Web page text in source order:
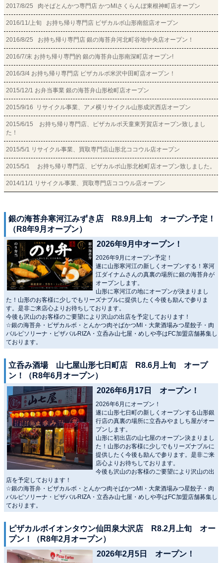
2017/8/25 肉そばとんかつ専門店 かつMIさくらんぼ東根神町店オープン
2016/11/上旬 お持ち帰り専門店 ピザカルボ山形南舘店オープン
2016/8/25 お持ち帰り専門店 銀の海苔弁河北町谷地中央店オープン！
2016/7/末 お持ち帰り専門的 銀の海苔弁山形南深町店オープン!
2016/3/4 お持ち帰り専門店 ピザカルボ米沢中田町店オープン！
2015/12/1 お弁当事業 銀の海苔弁山形桧町店オープン
2015/9/16 リサイクル事業、アメ横リサイクル山形成沢西店オープン
2015/6/15 お持ち帰り専門店、ピザカルボ天童東芳賀店オープン致しまし
た！
2015/5/1 リサイクル事業、買取専門店山形北ココウル店オープン
2015/5/1 お持ち帰り専門店、ピザカルボ山形北桧町店オープン致しました。
2014/11/1 リサイクル事業、買取専門店ココウル店オープン
銀の海苔弁寒河江みずき店 R8.9月上旬 オープン予定！
（R8年9月オープン）
2026年9月中オープン！
2026年9月にオープン予定！
遂に山形寒河江の新しくオープンする！寒河
江ダイナムさんの真裏の場所に銀の海苔弁が
オープンします。
山形に寒河江の地にオープンが決まりまし
た！山形のお客様に少しでもリーズナブルに提供したく今後も励んで参りま
す。是非ご来店心よりお待ちしております。
今後も沢山のお客様のご要望により沢山の出店を予定しております！
☆銀の海苔弁・ピザカルボ・とんかつ肉そばかつMI・大衆酒場みつ星餃子・肉
バルピソリーナ・ピザバルRIZA・立呑み山七屋・めしや亭はFC加盟店舗募集し
ております。
立呑み酒場 山七屋山形七日町店 R8.6月上旬 オープ
ン！（R8年6月オープン）
2026年6月17日 オープン！
2026年6月にオープン！
遂に山形七日町の新しくオープンする山形銀
行店の真裏の場所に立呑みやましち屋がオー
プンします。
山形に初出店の山七屋のオープン決まりまし
た！山形のお客様に少しでもリーズナブルに
提供したく今後も励んで参ります。是非ご来
店心よりお待ちしております。
今後も沢山のお客様のご要望により沢山の出
店を予定しております！
☆銀の海苔弁・ピザカルボ・とんかつ肉そばかつMI・大衆酒場みつ星餃子・肉
バルピソリーナ・ピザバルRIZA・立呑み山七屋・めしや亭はFC加盟店舗募集し
ております。
ピザカルボイオンタウン仙田泉大沢店 R8.2月上旬 オー
プン！（R8年2月オープン）
2026年2月5日 オープン！